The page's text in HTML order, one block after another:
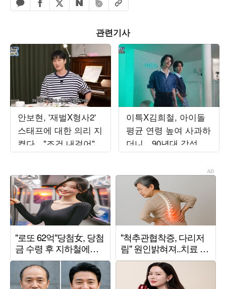
카카오톡 공유하기
페이스북 공유하기
엑스 공유하기
네이버 공유하기
밴드 공유하기
URL복사
관련기사
안보현, '재벌X형사2'
스태프에 대한 의리 지
켰다…"조건 내걸어"
상남자 면모 ('목요일
이특X김희철, 아이돌
평균 연령 높여 사과하
더니…90년대 감성 재
해석 ('트기트기 이특')